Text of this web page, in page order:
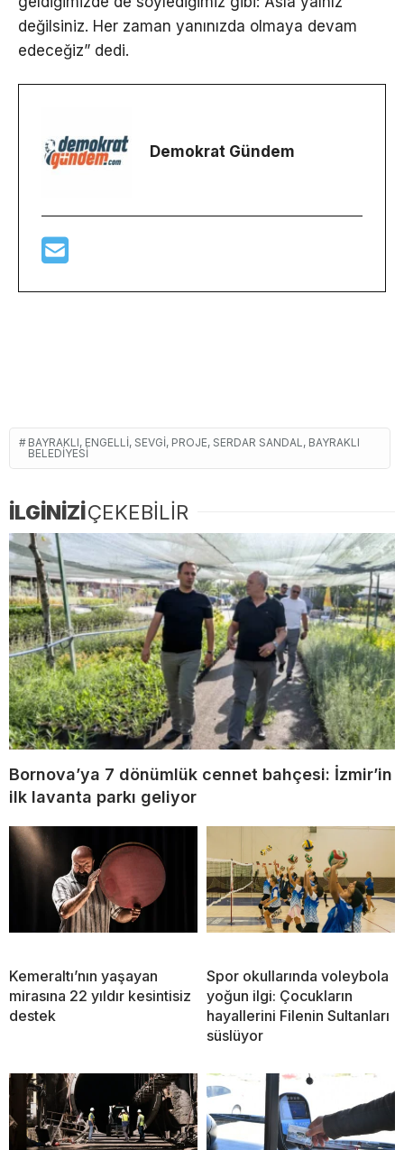
değilsiniz. Her zaman yanınızda olmaya devam
edeceğiz” dedi.
Demokrat Gündem
BAYRAKLI, ENGELLI, SEVGI, PROJE, SERDAR SANDAL, BAYRAKLI
BELEDIYESI
İLGİNİZİÇEKEBİLİR
Bornova’ya 7 dönümlük cennet bahçesi: İzmir’in
ilk lavanta parkı geliyor
Kemeraltı’nın yaşayan
mirasına 22 yıldır kesintisiz
destek
Spor okullarında voleybola
yoğun ilgi: Çocukların
hayallerini Filenin Sultanları
süslüyor